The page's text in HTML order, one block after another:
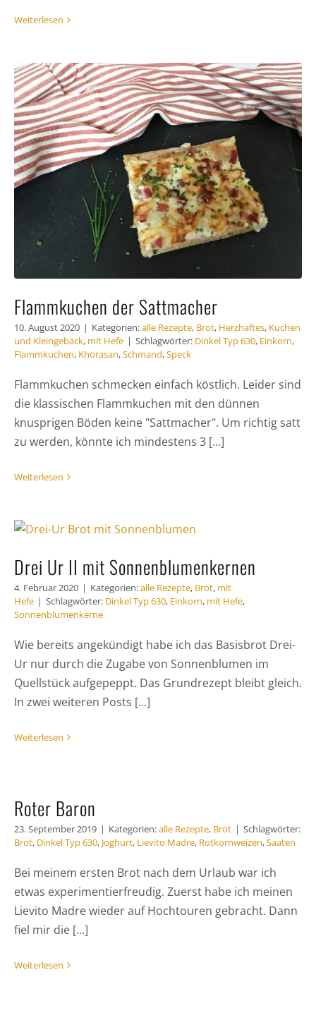
Weiterlesen
Flammkuchen der Sattmacher
10. August 2020 | Kategorien:alle Rezepte, Brot, Herzhaftes, Kuchen
und Kleingebäck, mit Hefe | Schlagwörter: Dinkel Typ 630, Einkorn,
Flammkuchen, Khorasan,Schmand,Speck
Flammkuchen schmecken einfach köstlich. Leider sind
die klassischen Flammkuchen mit den dünnen
knusprigen Böden keine "Sattmacher". Um richtig satt
zu werden, könnte ich mindestens 3 [...]
Weiterlesen
Drei Ur II mit Sonnenblumenkernen
4. Februar 2020 | Kategorien:alle Rezepte, Brot, mit
Hefe | Schlagwörter: Dinkel Typ 630, Einkorn, mit Hefe,
Sonnenblumenkerne
Wie bereits angekündigt habe ich das Basisbrot Drei-
Ur nur durch die Zugabe von Sonnenblumen im
Quellstück aufgepeppt. Das Grundrezept bleibt gleich.
In zwei weiteren Posts [...]
Weiterlesen
Roter Baron
23. September 2019 | Kategorien:alle Rezepte, Brot | Schlagwörter:
Brot, Dinkel Typ 630, Joghurt, Lievito Madre, Rotkornweizen,Saaten
Bei meinem ersten Brot nach dem Urlaub war ich
etwas experimentierfreudig. Zuerst habe ich meinen
Lievito Madre wieder auf Hochtouren gebracht. Dann
fiel mir die [...]
Weiterlesen